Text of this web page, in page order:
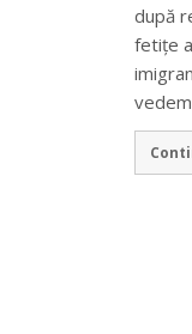
după
fetițe